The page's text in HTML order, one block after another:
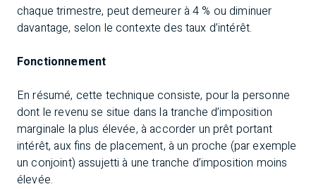
chaque trimestre, peut demeurer à 4 % ou diminuer
davantage, selon le contexte des taux d’intérêt.
Fonctionnement
En résumé, cette technique consiste, pour la personne
dont le revenu se situe dans la tranche d’imposition
marginale la plus élevée, à accorder un prêt portant
intérêt, aux fins de placement, à un proche (par exemple
un conjoint) assujetti à une tranche d’imposition moins
élevée.